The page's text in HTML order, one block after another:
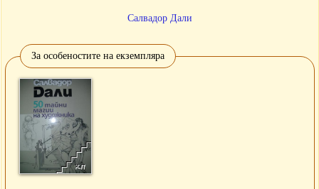
Салвадор Дали
За особеностите на екземпляра